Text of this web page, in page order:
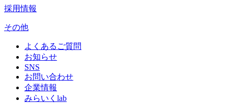
採用情報
その他
よくあるご質問
お知らせ
SNS
お問い合わせ
企業情報
みらいくlab